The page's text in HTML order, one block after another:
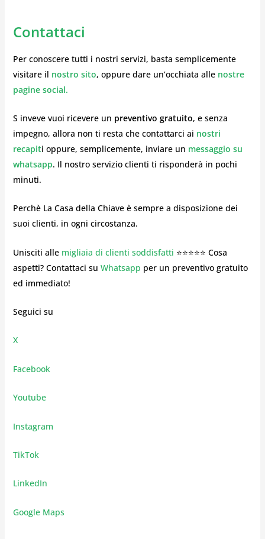
Contattaci
Per conoscere tutti i nostri servizi, basta semplicemente
visitare il nostro sito, oppure dare un’occhiata alle nostre
pagine social.
S inveve vuoi ricevere un preventivo gratuito, e senza
impegno, allora non ti resta che contattarci ai nostri
recapiti oppure, semplicemente, inviare un messaggio su
whatsapp. Il nostro servizio clienti ti risponderà in pochi
minuti.
Perchè La Casa della Chiave è sempre a disposizione dei
suoi clienti, in ogni circostanza.
Unisciti alle migliaia di clienti soddisfatti ⭐⭐⭐⭐⭐ Cosa
aspetti? Contattaci su Whatsapp per un preventivo gratuito
ed immediato!
Seguici su
X
Facebook
Youtube
Instagram
TikTok
LinkedIn
Google Maps